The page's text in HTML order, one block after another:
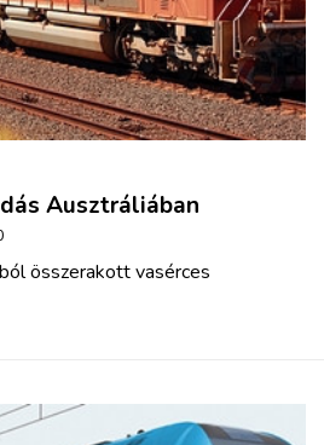
Ausztráliában
összerakott vasérces